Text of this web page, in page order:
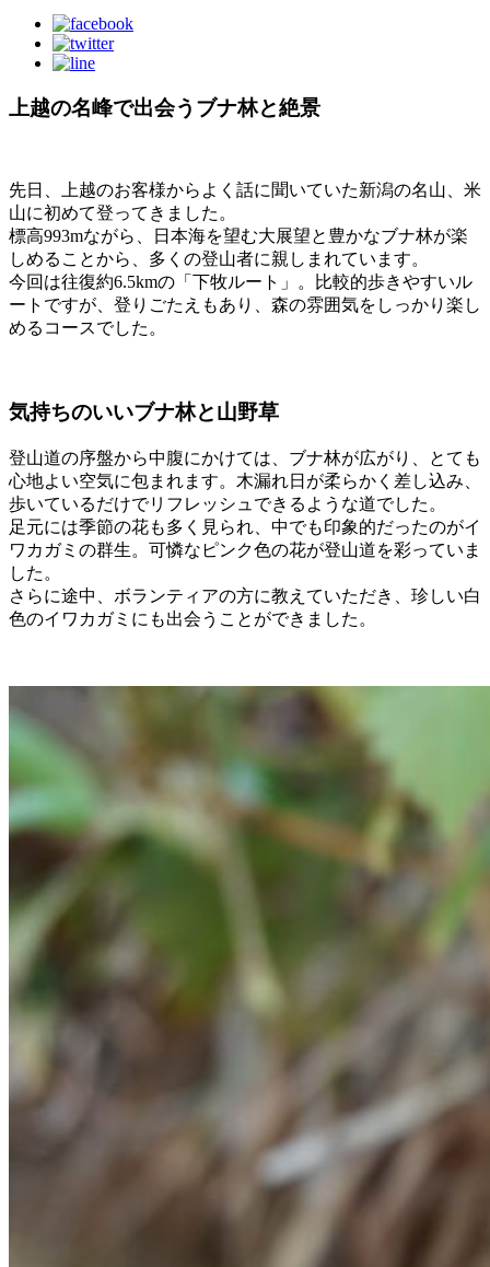
上越の名峰で出会うブナ林と絶景
先日、上越のお客様からよく話に聞いていた新潟の名山、 米
山に初めて登ってきました。
標高993mながら、日本海を望む大展望と豊かなブナ林が楽
しめることから、多くの登山者に親しまれています。
今回は往復約6.5kmの「下牧ルート」。比較的歩きやすいル
ートですが、登りごたえもあり、森の雰囲気をしっかり楽し
めるコースでした。
気持ちのいいブナ林と山野草
登山道の序盤から中腹にかけては、ブナ林が広がり、とても
心地よい空気に包まれます。木漏れ日が柔らかく差し込み、
歩いているだけでリフレッシュできるような道でした。
足元には季節の花も多く見られ、中でも印象的だったのがイ
ワカガミの群生。可憐なピンク色の花が登山道を彩っていま
した。
さらに途中、ボランティアの方に教えていただき、珍しい白
色のイワカガミにも出会うことができました。